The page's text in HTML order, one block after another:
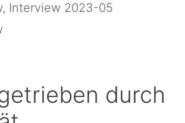
, Interview 2023-05
durch